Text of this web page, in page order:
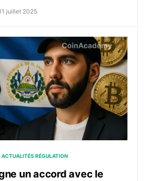
juillet 2025
un accord avec le Salvador pour
ACTUALITÉS RÉGULATION
un accord avec le